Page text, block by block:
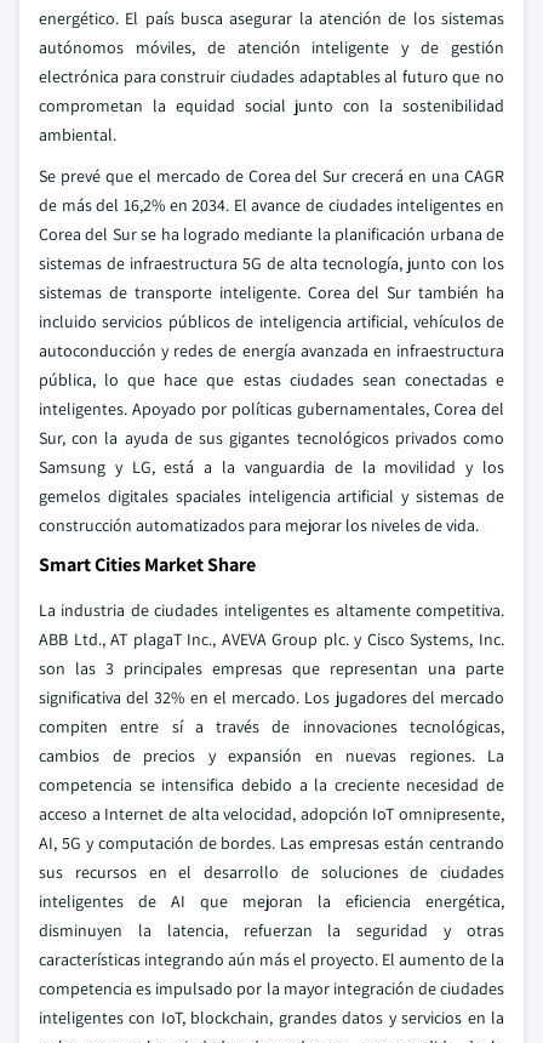
energético. El país busca asegurar la atención de los sistemas
autónomos móviles, de atención inteligente y de gestión
electrónica para construir ciudades adaptables al futuro que no
comprometan la equidad social junto con la sostenibilidad
ambiental.
Se prevé que el mercado de Corea del Sur crecerá en una CAGR
de más del 16,2% en 2034. El avance de ciudades inteligentes en
Corea del Sur se ha logrado mediante la planificación urbana de
sistemas de infraestructura 5G de alta tecnología, junto con los
sistemas de transporte inteligente. Corea del Sur también ha
incluido servicios públicos de inteligencia artificial, vehículos de
autoconducción y redes de energía avanzada en infraestructura
pública, lo que hace que estas ciudades sean conectadas e
inteligentes. Apoyado por políticas gubernamentales, Corea del
Sur, con la ayuda de sus gigantes tecnológicos privados como
Samsung y LG, está a la vanguardia de la movilidad y los
gemelos digitales spaciales inteligencia artificial y sistemas de
construcción automatizados para mejorar los niveles de vida.
Smart Cities Market Share
La industria de ciudades inteligentes es altamente competitiva.
ABB Ltd., AT plagaT Inc., AVEVA Group plc. y Cisco Systems, Inc.
son las 3 principales empresas que representan una parte
significativa del 32% en el mercado. Los jugadores del mercado
compiten entre sí a través de innovaciones tecnológicas,
cambios de precios y expansión en nuevas regiones. La
competencia se intensifica debido a la creciente necesidad de
acceso a Internet de alta velocidad, adopción IoT omnipresente,
AI, 5G y computación de bordes. Las empresas están centrando
sus recursos en el desarrollo de soluciones de ciudades
inteligentes de AI que mejoran la eficiencia energética,
disminuyen la latencia, refuerzan la seguridad y otras
características integrando aún más el proyecto. El aumento de la
competencia es impulsado por la mayor integración de ciudades
inteligentes con IoT, blockchain, grandes datos y servicios en la